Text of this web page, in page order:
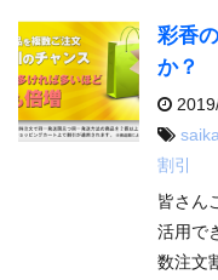
彩香
か？
saika
割引
皆さん
活用で
数注文